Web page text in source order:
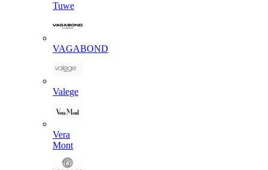
Tuwe
VAGABOND
Valege
Vera
Mont